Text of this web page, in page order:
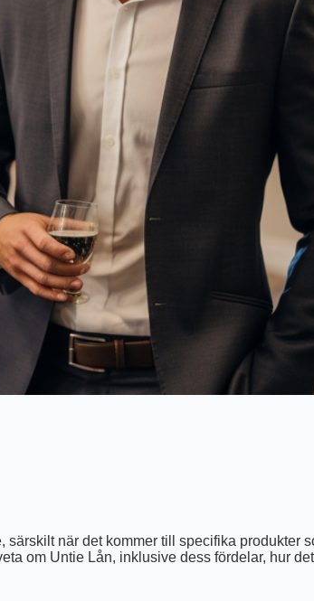
när det kommer till specifika produkter
om Untie Lån, inklusive dess fördelar, hur